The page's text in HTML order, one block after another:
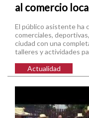
al comercio
El público asistente ha
comerciales,
ciudad con una
talleres y actividades
Actualidad